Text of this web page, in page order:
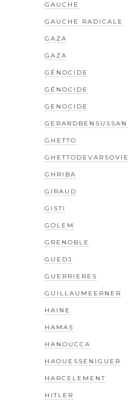
GAUCHE
GAUCHE RADICALE
GAZA
GAZA
GÉNOCIDE
GÉNOCIDE
GENOCIDE
GERARDBENSUSSAN
GHETTO
GHETTODEVARSOVIE
GHRIBA
GIRAUD
GISTI
GOLEM
GRENOBLE
GUEDJ
GUERRIERES
GUILLAUMEERNER
HAINE
HAMAS
HANOUCCA
HAOUESSENIGUER
HARCELEMENT
HITLER